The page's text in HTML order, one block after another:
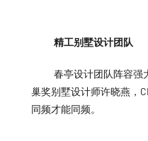
精工别墅设计团队
春亭设计团队阵容强
巢奖别墅设计师许晓燕，
同频才能同频。